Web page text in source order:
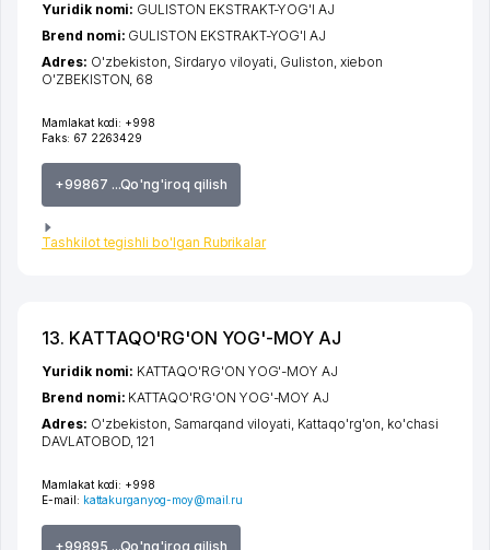
Mamlakat kodi: +998
Faks: 67 2263429
+99867 ...Qo'ng'iroq qilish
Tashkilot tegishli bo'lgan Rubrikalar
Yuridik nomi: GULISTON EKSTRAKT-YOG'I AJ
Brend nomi: GULISTON EKSTRAKT-YOG'I AJ
Adres: O'zbekiston, Sirdaryo viloyati, Guliston, xiеbon
O'ZBEKISTON, 68
13. KATTAQO'RG'ON YOG'-MOY AJ
Mamlakat kodi: +998
E-mail: kattakurganyog-moy@mail.ru
+99895 ...Qo'ng'iroq qilish
Yuridik nomi: KATTAQO'RG'ON YOG'-MOY AJ
Brend nomi: KATTAQO'RG'ON YOG'-MOY AJ
Adres: O'zbekiston, Samarqand viloyati Kattaqo'rg'on ko'chasi
DAVLATOBOD, 121